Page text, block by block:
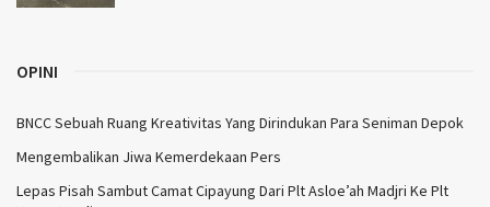
OPINI
BNCC Sebuah Ruang Kreativitas Yang Dirindukan Para Seniman Depok
Mengembalikan Jiwa Kemerdekaan Pers
Lepas Pisah Sambut Camat Cipayung Dari Plt Asloe’ah Madjri Ke Plt